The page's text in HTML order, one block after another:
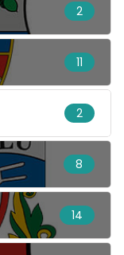
2
11
2
8
14